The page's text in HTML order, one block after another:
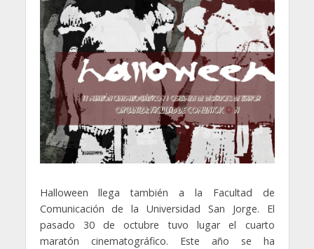
Halloween llega también a la Facultad de
Comunicación de la Universidad San Jorge. El
pasado 30 de octubre tuvo lugar el cuarto
maratón cinematográfico. Este año se ha